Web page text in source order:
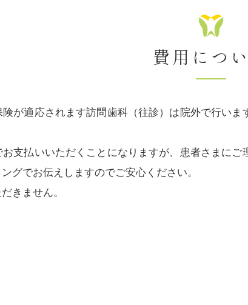
費用につ
が適応されます訪問歯科（往診）は院外で行い
支払いいただくことになりますが、患者さまに
グでお伝えしますのでご安心ください。
きません。